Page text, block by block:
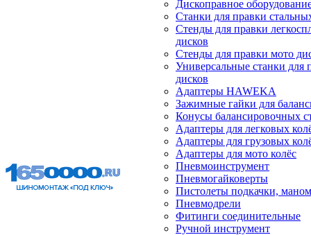
Дископравное
Станки для правки
Стенды для правки
дисков
Стенды для правки мото
Универсальные станки для
дисков
Адаптеры HAWEKA
Зажимные гайки для
Конусы балансировочных
Адаптеры для легковых
Адаптеры для грузовых
Адаптеры для мото колёс
Пневмоинструмент
Пневмогайковерты
Пистолеты подкачки,
Пневмодрели
Фитинги соединительные
Ручной инструмент